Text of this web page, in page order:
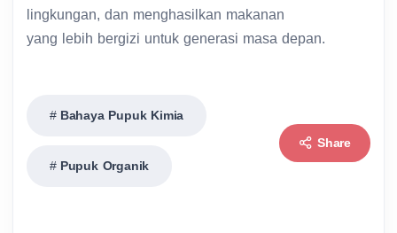
lingkungan, dan menghasilkan makanan
yang lebih bergizi untuk generasi masa depan.
Bahaya Pupuk Kimia
Pupuk Organik
Share